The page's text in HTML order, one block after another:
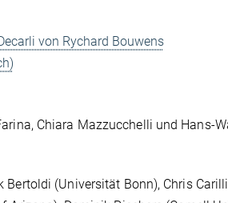
von Rychard Bouwens
Chiara Mazzucchelli und Hans-
(Universität Bonn), Chris